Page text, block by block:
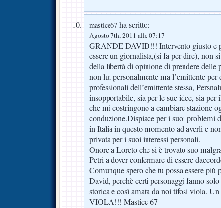
mastice67 ha scritto:
Agosto 7th, 2011 alle 07:17
GRANDE DAVID!!! Intervento giusto e
essere un giornalista,(si fa per dire), non
della libertà di opinione di prendere delle
non lui personalmente ma l’emittente
professionali dell’emittente stessa,
insopportabile, sia per le sue idee, sia
che mi costringono a cambiare stazione
conduzione.Dispiace per i suoi problemi
in Italia in questo momento ad averli e
privata per i suoi interessi personali.
Onore a Loreto che si è trovato suo
Petri a dover confermare di essere
Comunque spero che tu possa essere più
David, perchè certi personaggi fanno
storica e così amata da noi tifosi viola.
VIOLA!!! Mastice 67